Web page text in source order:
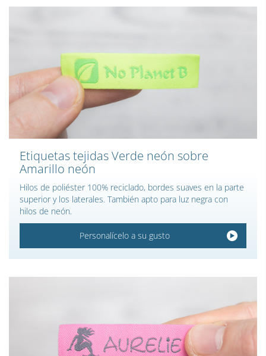
Etiquetas tejidas Verde neón sobre
Amarillo neón
Hilos de poliéster 100% reciclado, bordes suaves en la parte
superior y los laterales. También apto para luz negra con
hilos de neón.
Personalícelo a su gusto